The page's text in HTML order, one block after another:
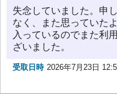
失念していました。申
なく、また思っていた
入っているのでまた利
ざいました。
受取日時 2026年7月23日